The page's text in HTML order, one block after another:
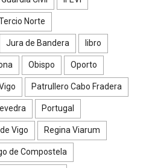
Norte
Jura de Bandera libro
Obispo Oporto
Patrullero Cabo Fradera
Portugal
Vigo Regina Viarum
de Compostela